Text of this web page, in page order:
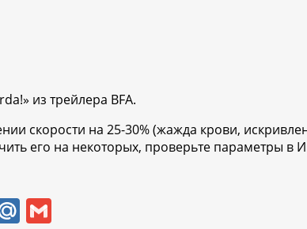
из трейлера BFA.
скорости на 25-30% (жажда крови,
его на некоторых, проверьте параметры
M